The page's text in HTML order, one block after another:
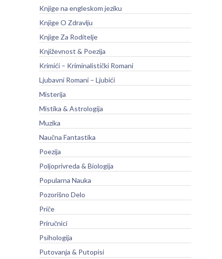
Knjige na engleskom jeziku
Knjige O Zdravlju
Knjige Za Roditelje
Književnost & Poezija
Krimići – Kriminalistički Romani
Ljubavni Romani – Ljubići
Misterija
Mistika & Astrologija
Muzika
Naučna Fantastika
Poezija
Poljoprivreda & Biologija
Popularna Nauka
Pozorišno Delo
Priče
Priručnici
Psihologija
Putovanja & Putopisi